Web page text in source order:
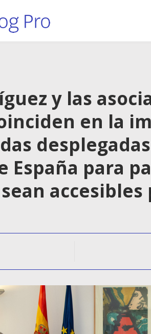
y las
en la
España para
accesibles